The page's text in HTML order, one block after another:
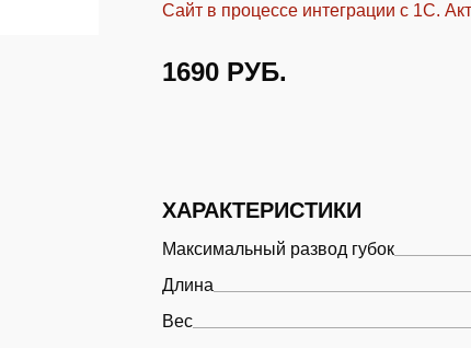
Сайт в процессе интеграции с 1С.
1690 РУБ.
ХАРАКТЕРИСТИКИ
Максимальный развод губок
Длина
Вес